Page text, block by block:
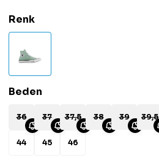
Renk
Beden
36 37 37,5 38 39 39,5
44 45 46